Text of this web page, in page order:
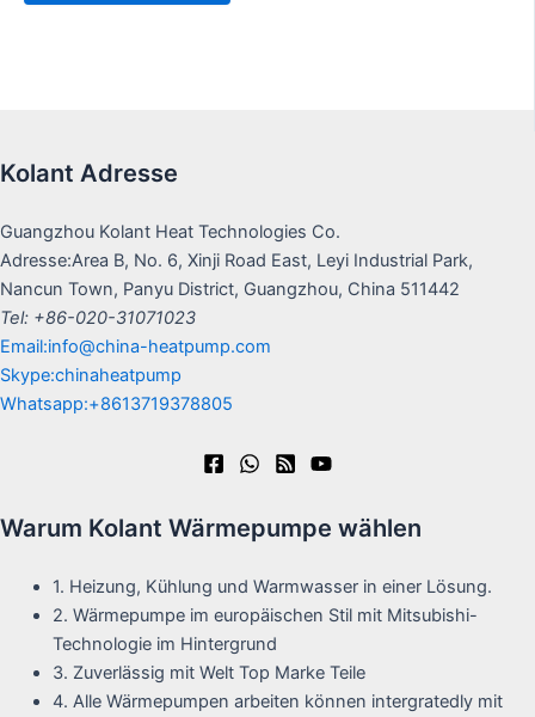
Kolant Adresse
Guangzhou Kolant Heat Technologies Co.
Adresse:Area B, No. 6, Xinji Road East, Leyi Industrial Park,
Nancun Town, Panyu District, Guangzhou, China 511442
Tel: +86-020-31071023
Email:info@china-heatpump.com
Skype:chinaheatpump
Whatsapp:+8613719378805
Warum Kolant Wärmepumpe wählen
1. Heizung, Kühlung und Warmwasser in einer Lösung.
2. Wärmepumpe im europäischen Stil mit Mitsubishi-
Technologie im Hintergrund
3. Zuverlässig mit Welt Top Marke Teile
4. Alle Wärmepumpen arbeiten können intergratedly mit